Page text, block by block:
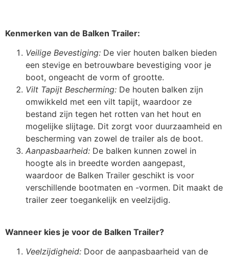
Kenmerken van de Balken Trailer:
Veilige Bevestiging: De vier houten balken bieden
een stevige en betrouwbare bevestiging voor je
boot, ongeacht de vorm of grootte.
Vilt Tapijt Bescherming: De houten balken zijn
omwikkeld met een vilt tapijt, waardoor ze
bestand zijn tegen het rotten van het hout en
mogelijke slijtage. Dit zorgt voor duurzaamheid en
bescherming van zowel de trailer als de boot.
Aanpasbaarheid: De balken kunnen zowel in
hoogte als in breedte worden aangepast,
waardoor de Balken Trailer geschikt is voor
verschillende bootmaten en -vormen. Dit maakt de
trailer zeer toegankelijk en veelzijdig.
Wanneer kies je voor de Balken Trailer?
Veelzijdigheid: Door de aanpasbaarheid van de